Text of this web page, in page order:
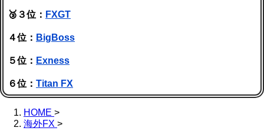
🥉３位： FXGT
４位： BigBoss
５位： Exness
６位： Titan FX
HOME >
海外FX >